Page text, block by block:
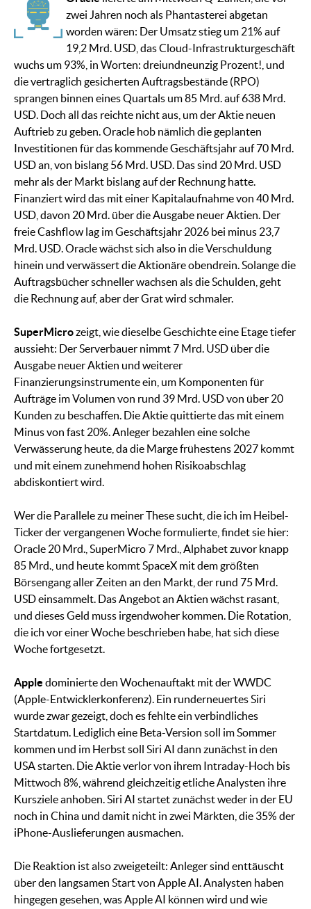
zwei Jahren noch als Phantasterei abgetan
worden wären: Der Umsatz stieg um 21% auf
19,2 Mrd. USD, das Cloud-Infrastrukturgeschäft
wuchs um 93%, in Worten: dreiundneunzig Prozent!, und
die vertraglich gesicherten Auftragsbestände (RPO)
sprangen binnen eines Quartals um 85 Mrd. auf 638 Mrd.
USD. Doch all das reichte nicht aus, um der Aktie neuen
Auftrieb zu geben. Oracle hob nämlich die geplanten
Investitionen für das kommende Geschäftsjahr auf 70 Mrd.
USD an, von bislang 56 Mrd. USD. Das sind 20 Mrd. USD
mehr als der Markt bislang auf der Rechnung hatte.
Finanziert wird das mit einer Kapitalaufnahme von 40 Mrd.
USD, davon 20 Mrd. über die Ausgabe neuer Aktien. Der
freie Cashflow lag im Geschäftsjahr 2026 bei minus 23,7
Mrd. USD. Oracle wächst sich also in die Verschuldung
hinein und verwässert die Aktionäre obendrein. Solange die
Auftragsbücher schneller wachsen als die Schulden, geht
die Rechnung auf, aber der Grat wird schmaler.
SuperMicrozeigt, wie dieselbe Geschichte eine Etage tiefer
aussieht: Der Serverbauer nimmt 7 Mrd. USD über die
Ausgabe neuer Aktien und weiterer
Finanzierungsinstrumente ein, um Komponenten für
Aufträge im Volumen von rund 39 Mrd. USD von über 20
Kunden zu beschaffen. Die Aktie quittierte das mit einem
Minus von fast 20%. Anleger bezahlen eine solche
Verwässerung heute, da die Marge frühestens 2027 kommt
und mit einem zunehmend hohen Risikoabschlag
abdiskontiert wird.
Wer die Parallele zu meiner These sucht, die ich im Heibel-
Ticker der vergangenen Woche formulierte, findet sie hier:
Oracle 20 Mrd., SuperMicro 7 Mrd., Alphabet zuvor knapp
85 Mrd., und heute kommt SpaceX mit dem größten
Börsengang aller Zeiten an den Markt, der rund 75 Mrd.
USD einsammelt. Das Angebot an Aktien wächst rasant,
und dieses Geld muss irgendwoher kommen. Die Rotation,
die ich vor einer Woche beschrieben habe, hat sich diese
Woche fortgesetzt.
Apple dominierte den Wochenauftakt mit der WWDC
(Apple-Entwicklerkonferenz). Ein runderneuertes Siri
wurde zwar gezeigt, doch es fehlte ein verbindliches
Startdatum. Lediglich eine Beta-Version soll im Sommer
kommen und im Herbst soll Siri AI dann zunächst in den
USA starten. Die Aktie verlor von ihrem Intraday-Hoch bis
Mittwoch 8%, während gleichzeitig etliche Analysten ihre
Kursziele anhoben. Siri AI startet zunächst weder in der EU
noch in China und damit nicht in zwei Märkten, die 35% der
iPhone-Auslieferungen ausmachen.
Die Reaktion ist also zweigeteilt: Anleger sind enttäuscht
über den langsamen Start von Apple AI. Analysten haben
hingegen gesehen, was Apple AI können wird und wie